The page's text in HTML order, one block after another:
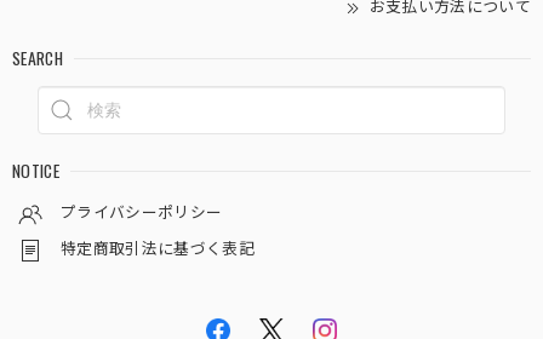
お支払い方法について
SEARCH
NOTICE
プライバシーポリシー
特定商取引法に基づく表記